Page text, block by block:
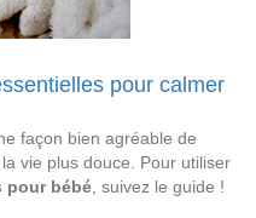
pour calmer
façon bien agréable de
vie plus douce. Pour utiliser
pour bébé , suivez le guide !